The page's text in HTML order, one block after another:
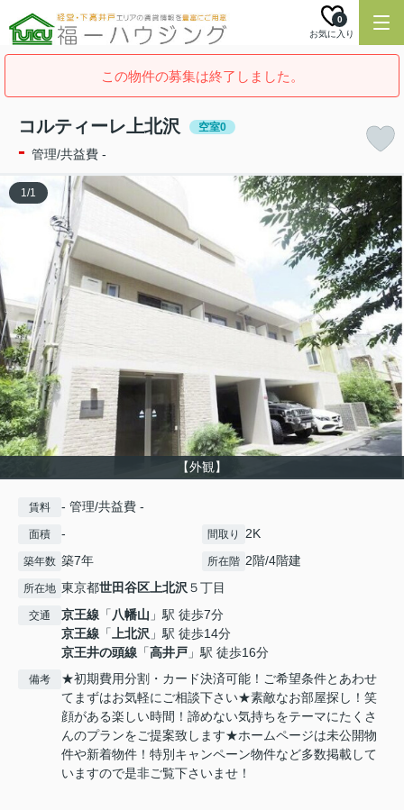
お気に入り
0
この物件の募集は終了しました。
コルティーレ上北沢 空室0
- 管理/共益費 -
【外観】
1/1
賃料 - 管理/共益費 -
面積 - 間取り 2K
築年数 築7年 所在階 2階/4階建
所在地 東京都世田谷区上北沢５丁目
交通 京王線 「八幡山 」駅 徒歩7分
京王線 「上北沢 」駅 徒歩14分
京王井の頭線 「高井戸 」駅 徒歩16分
備考
★初期費用分割・カード決済可能！ご希望条件とあわせ
てまずはお気軽にご相談下さい★素敵なお部屋探し！笑
顔がある楽しい時間！諦めない気持ちをテーマにたくさ
んのプランをご提案致します★ホームページは未公開物
件や新着物件！特別キャンペーン物件など多数掲載して
いますので是非ご覧下さいませ！